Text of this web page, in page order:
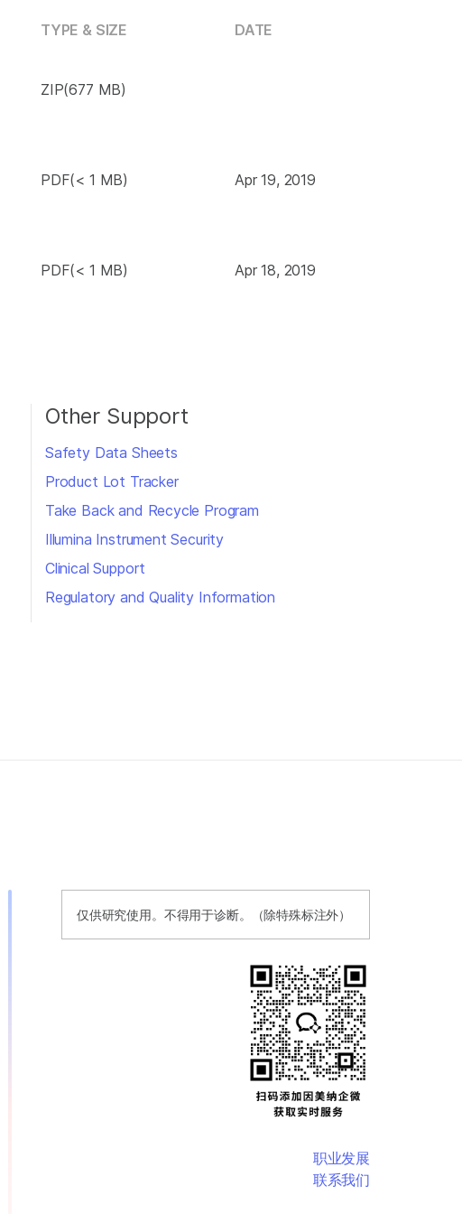
TYPE & SIZE DATE
ZIP(677 MB)
PDF(< 1 MB) Apr 19, 2019
PDF(< 1 MB) Apr 18, 2019
Other Support
Safety Data Sheets
Product Lot Tracker
Take Back and Recycle Program
Illumina Instrument Security
Clinical Support
Regulatory and Quality Information
仅供研究使用。不得用于诊断。（除特殊标注外）
职业发展
联系我们